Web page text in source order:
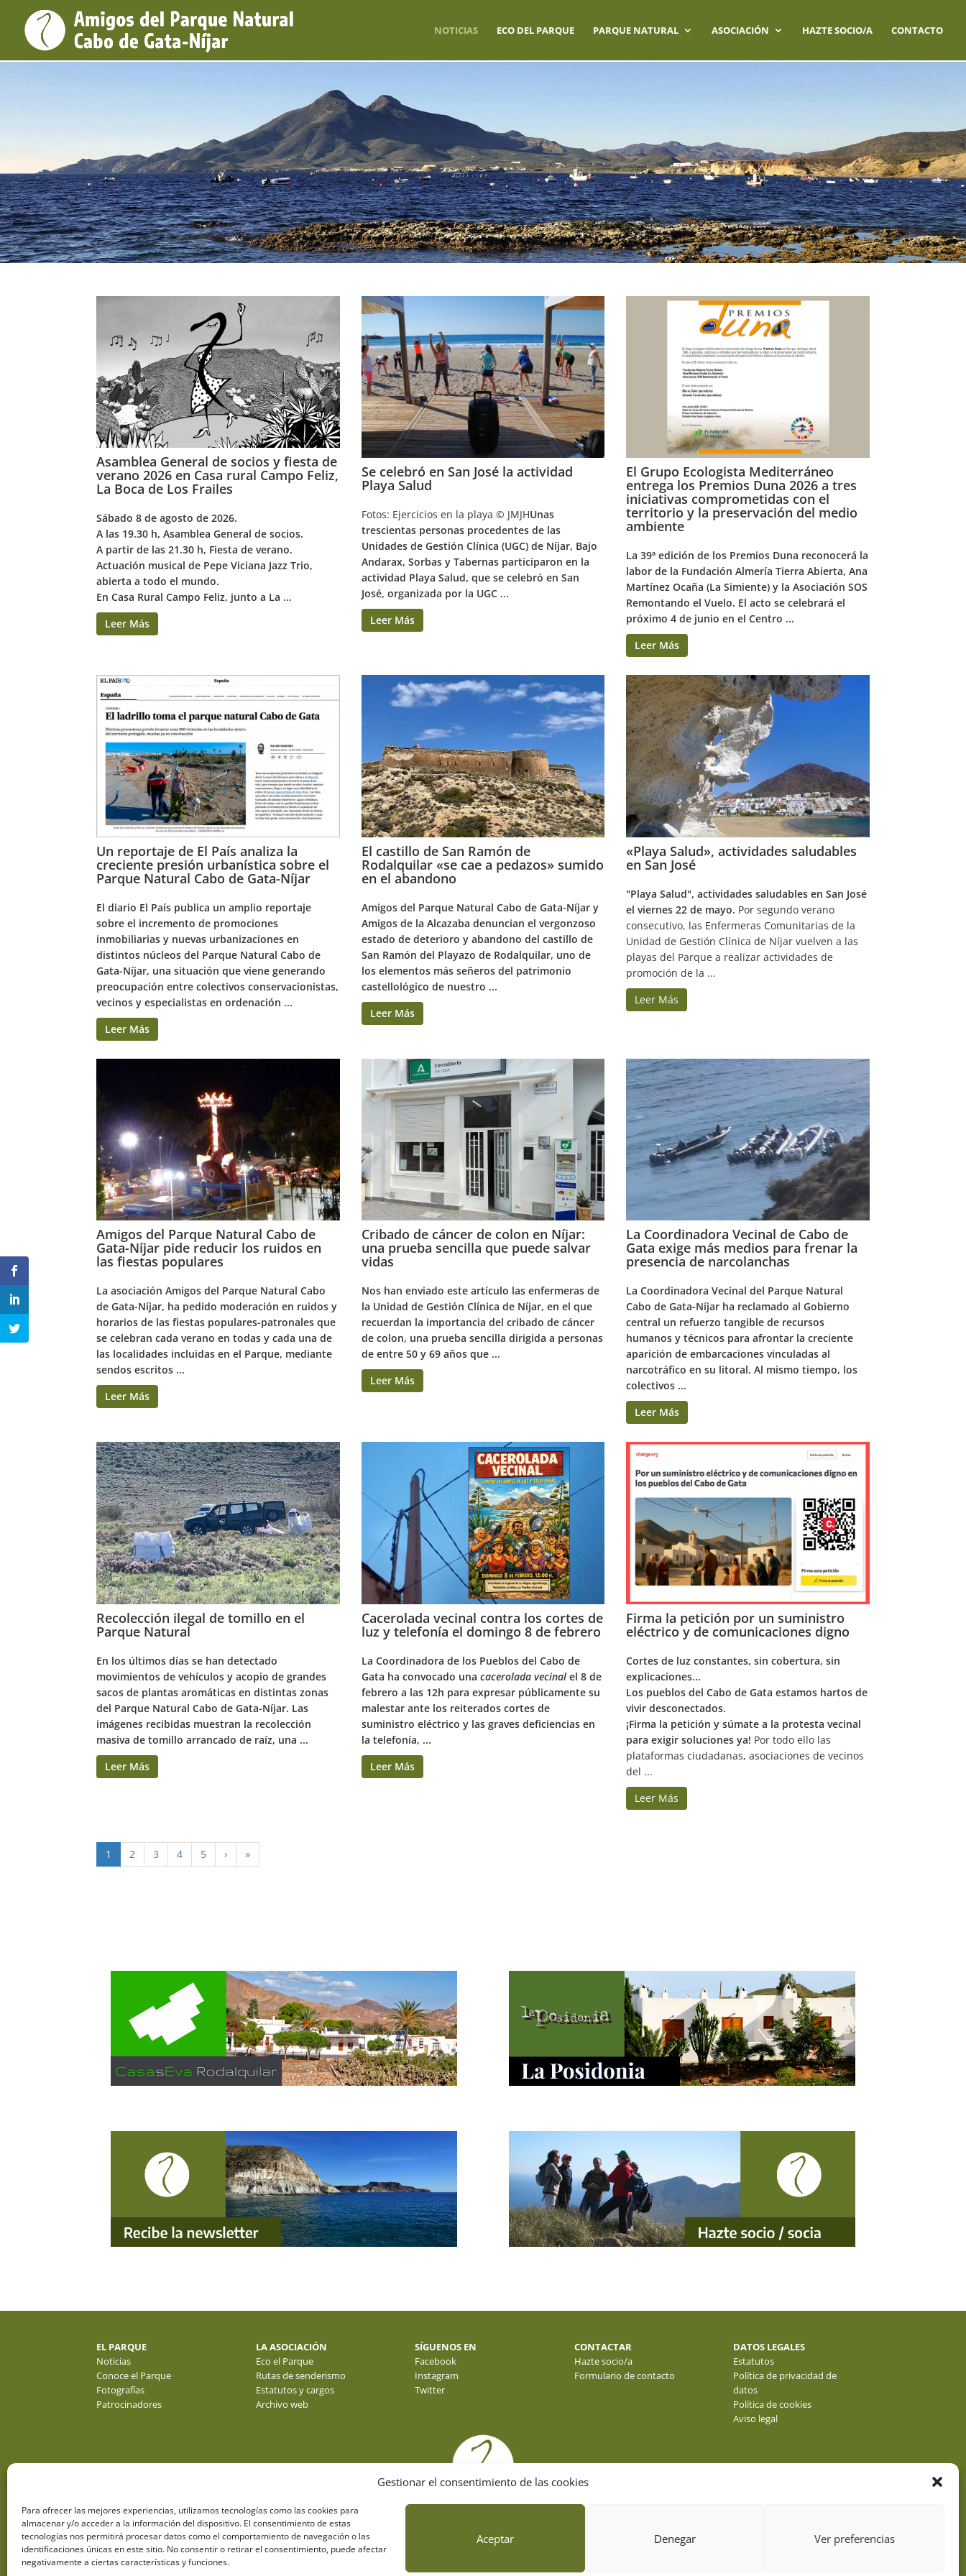
Gestionar el consentimiento de las cookies
Para ofrecer las mejores experiencias, utilizamos tecnologías como las cookies para
almacenar y/o acceder a la información del dispositivo. El consentimiento de estas
tecnologías nos permitirá procesar datos como el comportamiento de navegación o las
identificaciones únicas en este sitio. No consentir o retirar el consentimiento, puede afectar
negativamente a ciertas características y funciones.
Aceptar Denegar Ver preferencias
NOTICIAS ECO DEL PARQUE PARQUE NATURAL ASOCIACIÓN HAZTE SOCIO/A CONTACTO
Asamblea General de socios y fiesta de
verano 2026 en Casa rural Campo Feliz,
La Boca de Los Frailes
Sábado 8 de agosto de 2026.
A las 19.30 h, Asamblea General de socios.
A partir de las 21.30 h, Fiesta de verano.
Actuación musical de Pepe Viciana Jazz Trio,
abierta a todo el mundo.
En Casa Rural Campo Feliz, junto a La ...
Leer Más
Se celebró en San José la actividad
Playa Salud
Fotos: Ejercicios en la playa © JMJHUnas
trescientas personas procedentes de las
Unidades de Gestión Clínica (UGC) de Níjar, Bajo
Andarax, Sorbas y Tabernas participaron en la
actividad Playa Salud, que se celebró en San
José, organizada por la UGC ...
Leer Más
El Grupo Ecologista Mediterráneo
entrega los Premios Duna 2026 a tres
iniciativas comprometidas con el
territorio y la preservación del medio
ambiente
La 39ª edición de los Premios Duna reconocerá la
labor de la Fundación Almería Tierra Abierta, Ana
Martínez Ocaña (La Simiente) y la Asociación SOS
Remontando el Vuelo. El acto se celebrará el
próximo 4 de junio en el Centro ...
Leer Más
Un reportaje de El País analiza la
creciente presión urbanística sobre el
Parque Natural Cabo de Gata-Níjar
El diario El País publica un amplio reportaje
sobre el incremento de promociones
inmobiliarias y nuevas urbanizaciones en
distintos núcleos del Parque Natural Cabo de
Gata-Níjar, una situación que viene generando
preocupación entre colectivos conservacionistas,
vecinos y especialistas en ordenación ...
Leer Más
El castillo de San Ramón de
Rodalquilar «se cae a pedazos» sumido
en el abandono
Amigos del Parque Natural Cabo de Gata-Níjar y
Amigos de la Alcazaba denuncian el vergonzoso
estado de deterioro y abandono del castillo de
San Ramón del Playazo de Rodalquilar, uno de
los elementos más señeros del patrimonio
castellológico de nuestro ...
Leer Más
«Playa Salud», actividades saludables
en San José
"Playa Salud", actividades saludables en San José
el viernes 22 de mayo. Por segundo verano
consecutivo, las Enfermeras Comunitarias de la
Unidad de Gestión Clínica de Níjar vuelven a las
playas del Parque a realizar actividades de
promoción de la ...
Leer Más
Amigos del Parque Natural Cabo de
Gata-Níjar pide reducir los ruidos en
las fiestas populares
La asociación Amigos del Parque Natural Cabo
de Gata-Níjar, ha pedido moderación en ruidos y
horarios de las fiestas populares-patronales que
se celebran cada verano en todas y cada una de
las localidades incluidas en el Parque, mediante
sendos escritos ...
Leer Más
Cribado de cáncer de colon en Níjar:
una prueba sencilla que puede salvar
vidas
Nos han enviado este artículo las enfermeras de
la Unidad de Gestión Clínica de Níjar, en el que
recuerdan la importancia del cribado de cáncer
de colon, una prueba sencilla dirigida a personas
de entre 50 y 69 años que ...
Leer Más
La Coordinadora Vecinal de Cabo de
Gata exige más medios para frenar la
presencia de narcolanchas
La Coordinadora Vecinal del Parque Natural
Cabo de Gata-Níjar ha reclamado al Gobierno
central un refuerzo tangible de recursos
humanos y técnicos para afrontar la creciente
aparición de embarcaciones vinculadas al
narcotráfico en su litoral. Al mismo tiempo, los
colectivos ...
Leer Más
Recolección ilegal de tomillo en el
Parque Natural
En los últimos días se han detectado
movimientos de vehículos y acopio de grandes
sacos de plantas aromáticas en distintas zonas
del Parque Natural Cabo de Gata-Níjar. Las
imágenes recibidas muestran la recolección
masiva de tomillo arrancado de raíz, una ...
Leer Más
Cacerolada vecinal contra los cortes de
luz y telefonía el domingo 8 de febrero
La Coordinadora de los Pueblos del Cabo de
Gata ha convocado una cacerolada vecinalel 8 de
febrero a las 12h para expresar públicamente su
malestar ante los reiterados cortes de
suministro eléctrico y las graves deficiencias en
la telefonía, ...
Leer Más
Firma la petición por un suministro
eléctrico y de comunicaciones digno
Cortes de luz constantes, sin cobertura, sin
explicaciones...
Los pueblos del Cabo de Gata estamos hartos de
vivir desconectados.
¡Firma la petición y súmate a la protesta vecinal
para exigir soluciones ya! Por todo ello las
plataformas ciudadanas, asociaciones de vecinos
del ...
Leer Más
1 2 3 4 5 › »
EL PARQUE
Noticias
Conoce el Parque
Fotografías
Patrocinadores
LA ASOCIACIÓN
Eco el Parque
Rutas de senderismo
Estatutos y cargos
Archivo web
SÍGUENOS EN
Facebook
Instagram
Twitter
CONTACTAR
Hazte socio/a
Formulario de contacto
DATOS LEGALES
Estatutos
Política de privacidad de
datos
Política de cookies
Aviso legal
© fotos : f. y j. gálvez - o. molina y sus autores . webdesign: espacioazul.net